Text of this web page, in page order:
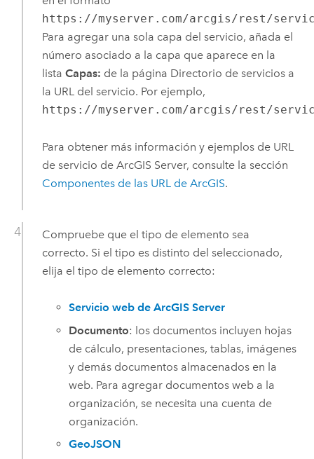
https://myserver.com/arcgis/rest/
Para agregar una sola capa del servicio, añada el
número asociado a la capa que aparece en la
lista Capas: de la página Directorio de servicios a
la URL del servicio. Por ejemplo,
https://myserver.com/arcgis/rest/
Para obtener más información y ejemplos de URL
de servicio de ArcGIS Server, consulte la sección
Componentes de las URL de ArcGIS.
Compruebe que el tipo de elemento sea
correcto. Si el tipo es distinto del seleccionado,
elija el tipo de elemento correcto:
Servicio web de ArcGIS Server
Documento: los documentos incluyen hojas
de cálculo, presentaciones, tablas, imágenes
y demás documentos almacenados en la
web. Para agregar documentos web a la
organización, se necesita una cuenta de
organización.
GeoJSON